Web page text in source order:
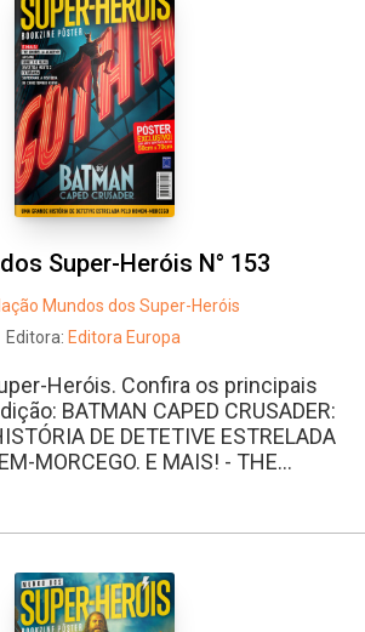
Super-Heróis N° 153
Mundos dos Super-Heróis
Editora: Editora Europa
Heróis. Confira os principais
BATMAN CAPED CRUSADER:
DE DETETIVE ESTRELADA
MORCEGO. E MAIS! - THE...